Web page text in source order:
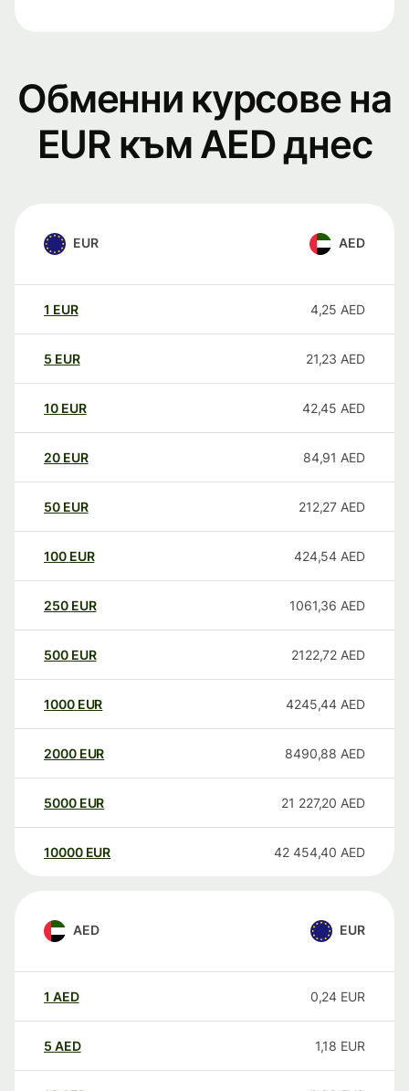
Обменни курсове на
EUR към AED днес
EUR AED
1 EUR 4,25 AED
5 EUR 21,23 AED
10 EUR 42,45 AED
20 EUR 84,91 AED
50 EUR 212,27 AED
100 EUR 424,54 AED
250 EUR 1061,36 AED
500 EUR 2122,72 AED
1000 EUR 4245,44 AED
2000 EUR 8490,88 AED
5000 EUR 21 227,20 AED
10000 EUR 42 454,40 AED
AED EUR
1 AED 0,24 EUR
5 AED 1,18 EUR